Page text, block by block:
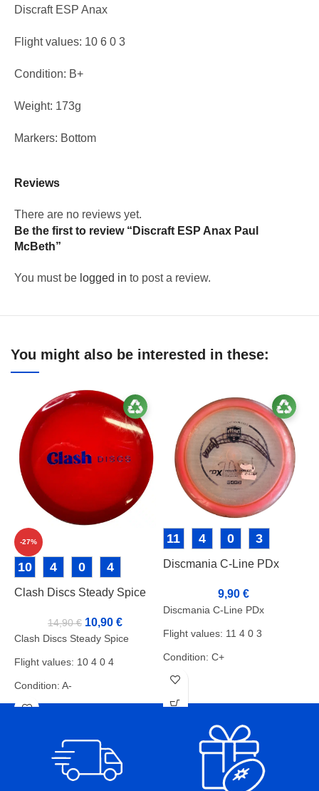
Discraft ESP Anax
Flight values: 10 6 0 3
Condition: B+
Weight: 173g
Markers: Bottom
Reviews
There are no reviews yet.
Be the first to review “Discraft ESP Anax Paul
McBeth”
You must be logged in to post a review.
You might also be interested in these:
-27%
10 4 0 4
Clash Discs Steady Spice
14,90€ 10,90 €
Clash Discs Steady Spice
Flight values: 10 4 0 4
Condition: A-
Weight: 172g
11 4 0 3
Discmania C-Line PDx
9,90€
Discmania C-Line PDx
Flight values: 11 4 0 3
Condition: C+
Weight: 167g
Markers: Bottom